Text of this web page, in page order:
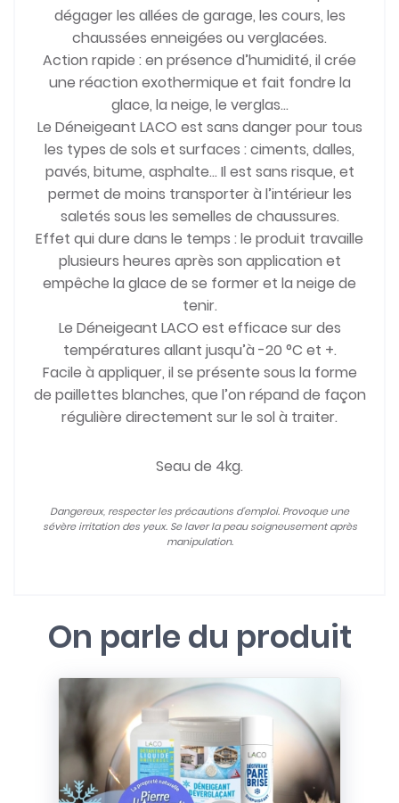
dégager les allées de garage, les cours, les
chaussées enneigées ou verglacées.
Action rapide : en présence d’humidité, il crée
une réaction exothermique et fait fondre la
glace, la neige, le verglas…
Le Déneigeant LACO est sans danger pour tous
les types de sols et surfaces : ciments, dalles,
pavés, bitume, asphalte… Il est sans risque, et
permet de moins transporter à l’intérieur les
saletés sous les semelles de chaussures.
Effet qui dure dans le temps : le produit travaille
plusieurs heures après son application et
empêche la glace de se former et la neige de
tenir.
Le Déneigeant LACO est efficace sur des
températures allant jusqu’à -20 °C et +.
Facile à appliquer, il se présente sous la forme
de paillettes blanches, que l’on répand de façon
régulière directement sur le sol à traiter.
Seau de 4kg.
Dangereux, respecter les précautions d'emploi. Provoque une
sévère irritation des yeux. Se laver la peau soigneusement après
manipulation.
On parle du produit